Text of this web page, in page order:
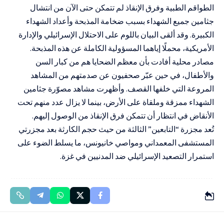
الطواقم الطبية وفرق الإنقاذ لم تتمكن حتى الآن من انتشال
جثامين جميع الشهداء بسبب ضخامة المذبحة وأعداد الشهداء
الكبيرة. وقد ألقى البيان باللوم على الاحتلال الإسرائيلي والإدارة
الأمريكية، محملًا إياهما المسؤولية الكاملة عن هذه المذبحة.
مصادر محلية أفادت بأن معظم الضحايا هم من كبار السن
والأطفال، في حين عبّر صحفيون عن صدمتهم من المشاهد
المروعة التي خلفها القصف. وأظهرت مشاهد مصوّرة جثامين
الشهداء ممزقة وملقاة على الأرض، بينما لا يزال عدد منهم تحت
الأنقاض في انتظار أن تتمكن فرق الإنقاذ من الوصول إليهم.
تُعد مجزرة “التابعين” الثالثة من حيث حجم الكارثة بعد مجزرتي
المستشفى المعمداني ومواصي خانيونس، ما يسلط الضوء على
استمرار التصعيد الإسرائيلي ضد المدنيين في غزة.